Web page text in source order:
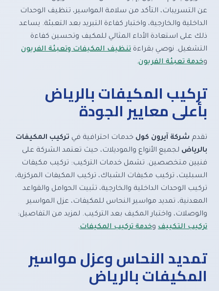
عن التسريبات، التأكد من سلامة المواسير، تنظيف الوحدات
الداخلية والخارجية، واختبار كفاءة التبريد بعد التعبئة. يساعد
ذلك على استعادة الأداء المثالي للمكيف وتحسين كفاءة
التشغيل. نوصي بقراءة تنظيف المكيفات وتعبئة الفريون
وخدمة تعبئة الفريون.
تركيب المكيفات بالرياض
بأعلى معايير الجودة
تقدم شركة آيرون كول خدمات احترافية في تركيب المكيفات
بالرياض لجميع الأنواع والموديلات، حيث تعتمد الشركة على
فنيين متخصصين. تشمل خدمات التركيب: تركيب مكيفات
السبليت، تركيب مكيفات الشباك، تركيب المكيفات المركزية،
تركيب الوحدات الداخلية والخارجية، تثبيت الحوامل والقواعد
المعدنية، تمديد مواسير النحاس للمكيفات، عزل المواسير
والوصلات، واختبار المكيف بعد التركيب. لمزيد من التفاصيل:
تركيب التكييف وخدمة تركيب المكيفات.
تمديد النحاس وعزل مواسير
المكيفات بالرياض